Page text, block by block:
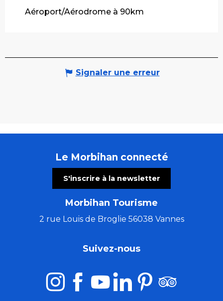
Aéroport/Aérodrome à 90km
Signaler une erreur
Le Morbihan connecté
S'inscrire à la newsletter
Morbihan Tourisme
2 rue Louis de Broglie 56038 Vannes
Suivez-nous